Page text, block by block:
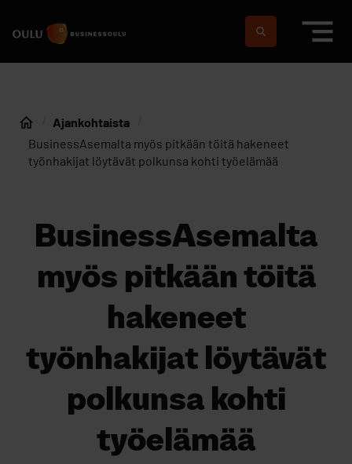
Etusivulle
Suomeksi
In english
Etusivu
Ajankohtaista
BusinessAsemalta myös pitkään töitä hakeneet
työnhakijat löytävät polkunsa kohti työelämää
BusinessAsemalta
myös pitkään töitä
hakeneet
työnhakijat löytävät
polkunsa kohti
työelämää